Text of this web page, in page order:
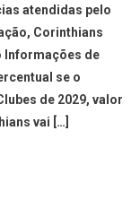
atendidas pelo
Corinthians
Informações de
se o
de 2029, valor
vai […]